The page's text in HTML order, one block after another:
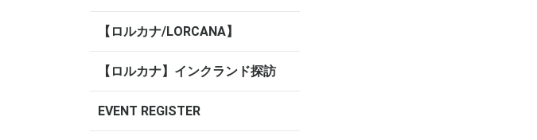
【ロルカナ/LORCANA】
【ロルカナ】インクランド探訪
EVENT REGISTER